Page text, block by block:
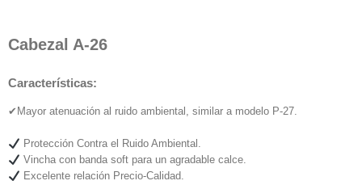
Cabezal A-26
Características:
✔Mayor atenuación al ruido ambiental, similar a modelo P-27.
Protección Contra el Ruido Ambiental.
Vincha con banda soft para un agradable calce.
Excelente relación Precio-Calidad.